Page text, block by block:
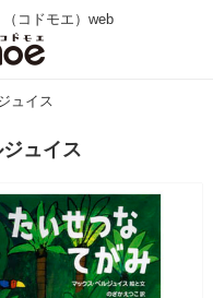
コドモエ）web
ュイス
ュイス